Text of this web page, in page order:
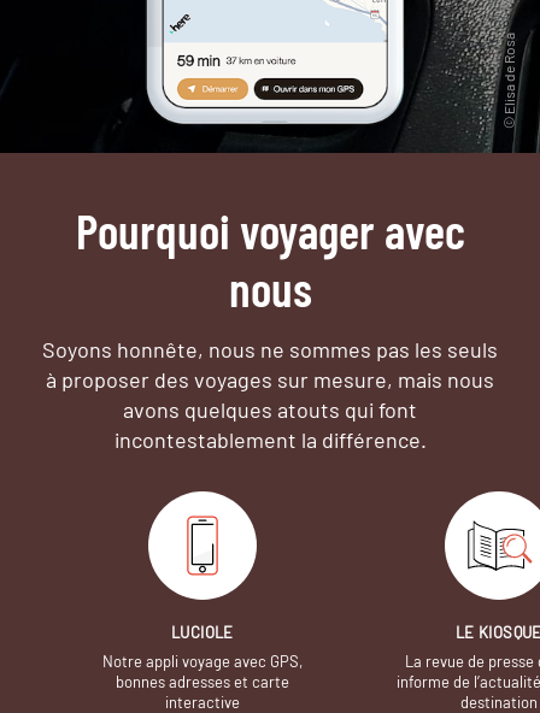
Pourquoi voyager avec
nous
Soyons honnête, nous ne sommes pas les seuls
à proposer des voyages sur mesure, mais nous
avons quelques atouts qui font
incontestablement la différence.
LUCIOLE
Notre appli voyage avec GPS,
bonnes adresses et carte
interactive
LE
La revue de presse
informe de
destination